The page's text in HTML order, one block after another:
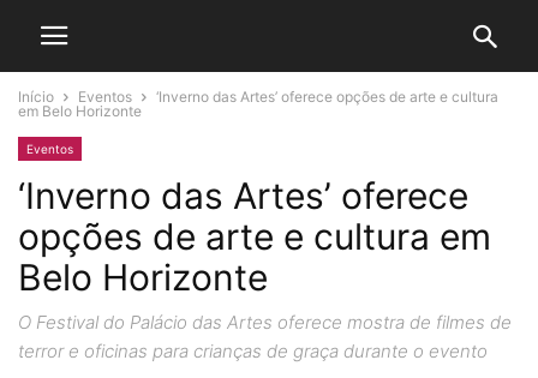
Início Eventos
‘Inverno das Artes’ oferece opções de arte e cultura
em Belo Horizonte
Eventos
‘Inverno das Artes’ oferece
opções de arte e cultura em
Belo Horizonte
O Festival do Palácio das Artes oferece mostra de filmes de
terror e oficinas para crianças de graça durante o evento